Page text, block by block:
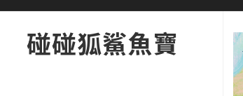
碰碰狐鯊魚寶